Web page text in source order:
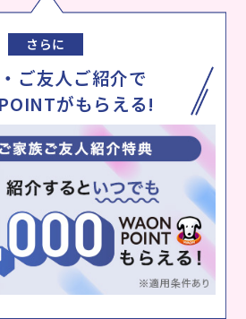
さらに
ご友人ご紹介で
がもらえる!